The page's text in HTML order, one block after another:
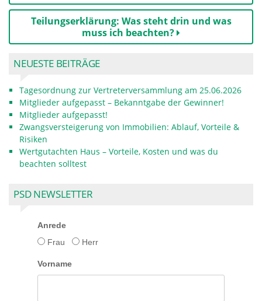
Teilungserklärung: Was steht drin und was
muss ich beachten?
NEUESTE BEITRÄGE
Tagesordnung zur Vertreterversammlung am 25.06.2026
Mitglieder aufgepasst – Bekanntgabe der Gewinner!
Mitglieder aufgepasst!
Zwangsversteigerung von Immobilien: Ablauf, Vorteile &
Risiken
Wertgutachten Haus – Vorteile, Kosten und was du
beachten solltest
PSD NEWSLETTER
Anrede
Frau
Herr
Vorname